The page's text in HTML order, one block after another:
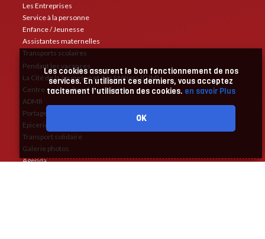
Les cookies assurent le bon fonctionnement de nos
services. En utilisant ces derniers, vous acceptez
tacitement l'utilisation des cookies. en savoir Plus
OK
Les Entreprises
Service à la personne
Enfance / Jeunesse
Assistantes maternelles
Transports scolaires
Pendant les vacances
La Cité de la Jeunesse et des Métiers (CJM)
Centre socio culturel du cerizéen
ADMR
Portage de repas
Epicerie solidaire
Transport solidaire
Galerie photos
Agenda